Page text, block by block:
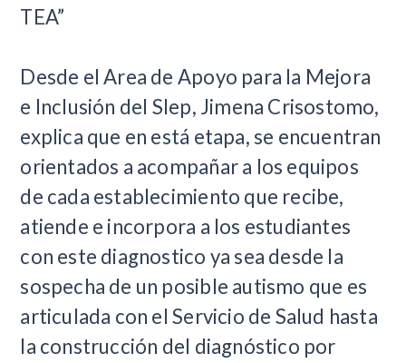
TEA”
Desde el Area de Apoyo para la Mejora
e Inclusión del Slep, Jimena Crisostomo,
explica que en está etapa, se encuentran
orientados a acompañar a los equipos
de cada establecimiento que recibe,
atiende e incorpora a los estudiantes
con este diagnostico ya sea desde la
sospecha de un posible autismo que es
articulada con el Servicio de Salud hasta
la construcción del diagnóstico por